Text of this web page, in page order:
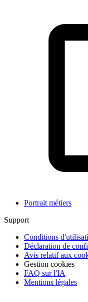
Portrait métiers
Support
Conditions
Déclaration de
Avis relatif aux
Gestion cookies
FAQ sur l'IA
Mentions légales